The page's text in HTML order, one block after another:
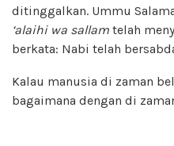
ditinggalkan. Ummu
‘alaihi wa sallam telah
berkata: Nabi telah
Kalau manusia di zaman
bagaimana dengan di